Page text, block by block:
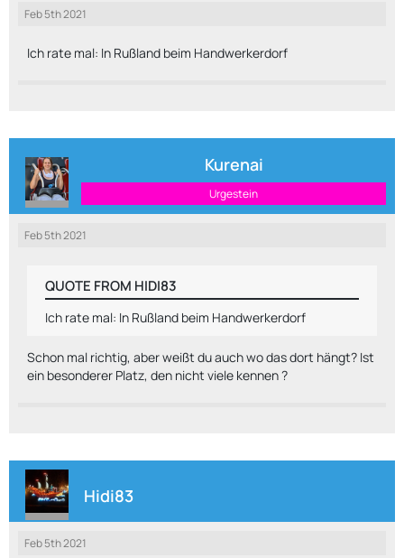
Feb 5th 2021
Ich rate mal: In Rußland beim Handwerkerdorf
Kurenai
Urgestein
Feb 5th 2021
QUOTE FROM HIDI83
Ich rate mal: In Rußland beim Handwerkerdorf
Schon mal richtig, aber weißt du auch wo das dort hängt? Ist
ein besonderer Platz, den nicht viele kennen ?
Hidi83
Feb 5th 2021